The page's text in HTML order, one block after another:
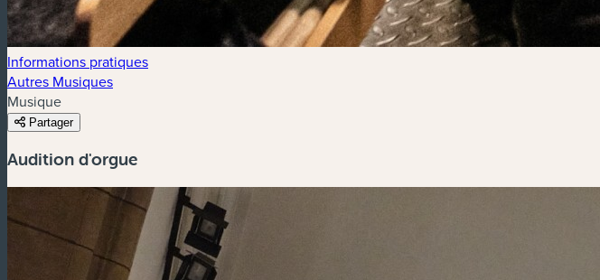
Informations pratiques
Autres Musiques
Musique
Partager
Audition d'orgue